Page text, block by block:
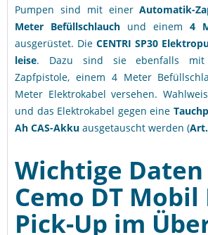
Pumpen sind mit einerAutomatik-
Meter Befüllschlauch und einem 4
ausgerüstet. Die CENTRI SP30
leise. Dazu sind sie ebenfalls mit
Zapfpistole, einem 4 Meter
Meter Elektrokabel versehen.
und das Elektrokabel gegen eine
Ah CAS-Akku ausgetauscht werden (
Wichtige
Cemo DT Mobil
Pick-Up im